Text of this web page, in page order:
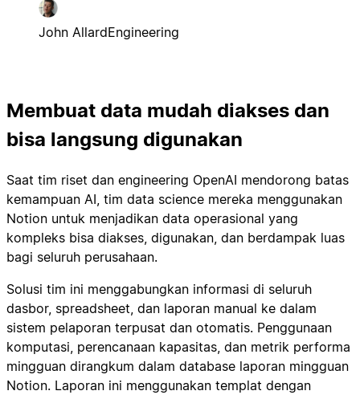
John AllardEngineering
Membuat data mudah diakses dan
bisa langsung digunakan
Saat tim riset dan engineering OpenAI mendorong batas
kemampuan AI, tim data science mereka menggunakan
Notion untuk menjadikan data operasional yang
kompleks bisa diakses, digunakan, dan berdampak luas
bagi seluruh perusahaan.
Solusi tim ini menggabungkan informasi di seluruh
dasbor, spreadsheet, dan laporan manual ke dalam
sistem pelaporan terpusat dan otomatis. Penggunaan
komputasi, perencanaan kapasitas, dan metrik performa
mingguan dirangkum dalam database laporan mingguan
Notion. Laporan ini menggunakan templat dengan